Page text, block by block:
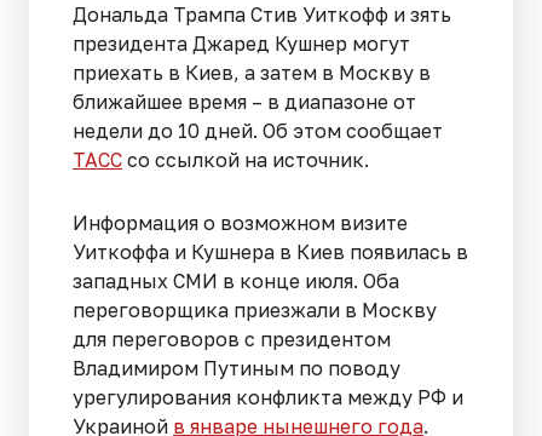
Дональда Трампа Стив Уиткофф и зять
президента Джаред Кушнер могут
приехать в Киев, а затем в Москву в
ближайшее время – в диапазоне от
недели до 10 дней. Об этом сообщает
ТАСС со ссылкой на источник.
Информация о возможном визите
Уиткоффа и Кушнера в Киев появилась в
западных СМИ в конце июля. Оба
переговорщика приезжали в Москву
для переговоров с президентом
Владимиром Путиным по поводу
урегулирования конфликта между РФ и
Украиной в январе нынешнего года.